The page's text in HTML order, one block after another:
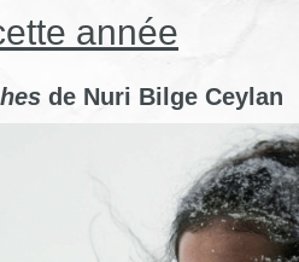
année
de Nuri Bilge Ceylan